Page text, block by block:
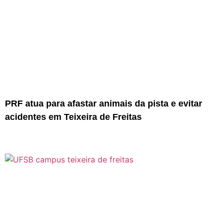
PRF atua para afastar animais da pista e evitar
acidentes em Teixeira de Freitas